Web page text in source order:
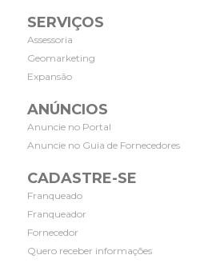
SERVIÇOS
Assessoria
Geomarketing
Expansão
ANÚNCIOS
Anuncie no Portal
Anuncie no Guia de Fornecedores
CADASTRE-SE
Franqueado
Franqueador
Fornecedor
Quero receber informações